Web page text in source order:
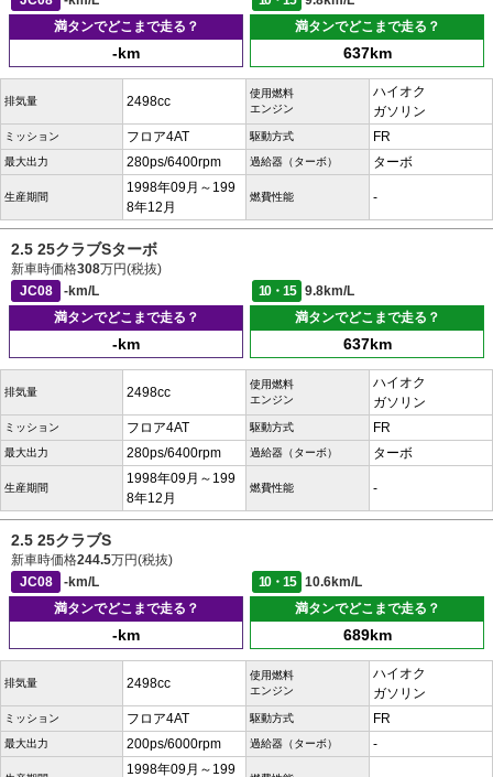
満タンでどこまで走る？
-km
満タンでどこまで走る？
637km
排気量 2498cc
使用燃料
エンジン
ハイオク
ガソリン
ミッション フロア4AT 駆動方式 FR
最大出力 280ps/6400rpm 過給器（ターボ） ターボ
生産期間
1998年09月～199
8年12月
燃費性能 -
2.5 25クラブSターボ
新車時価格308万円(税抜)
JC08
-km/L 10・15
9.8km/L
満タンでどこまで走る？
-km
満タンでどこまで走る？
637km
排気量 2498cc
使用燃料
エンジン
ハイオク
ガソリン
ミッション フロア4AT 駆動方式 FR
最大出力 280ps/6400rpm 過給器（ターボ） ターボ
生産期間
1998年09月～199
8年12月
燃費性能 -
2.5 25クラブS
新車時価格244.5万円(税抜)
JC08
-km/L 10・15
10.6km/L
満タンでどこまで走る？
-km
満タンでどこまで走る？
689km
排気量 2498cc
使用燃料
エンジン
ハイオク
ガソリン
ミッション フロア4AT 駆動方式 FR
最大出力 200ps/6000rpm 過給器（ターボ） -
1998年09月～199